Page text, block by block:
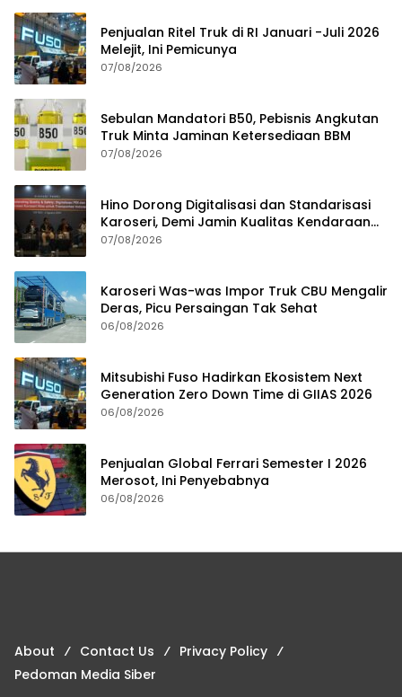
Penjualan Ritel Truk di RI Januari -Juli 2026
Melejit, Ini Pemicunya
07/08/2026
Sebulan Mandatori B50, Pebisnis Angkutan
Truk Minta Jaminan Ketersediaan BBM
07/08/2026
Hino Dorong Digitalisasi dan Standarisasi
Karoseri, Demi Jamin Kualitas Kendaraan
Pelanggan
07/08/2026
Karoseri Was-was Impor Truk CBU Mengalir
Deras, Picu Persaingan Tak Sehat
06/08/2026
Mitsubishi Fuso Hadirkan Ekosistem Next
Generation Zero Down Time di GIIAS 2026
06/08/2026
Penjualan Global Ferrari Semester I 2026
Merosot, Ini Penyebabnya
06/08/2026
About Contact Us
Privacy Policy
Pedoman Media Siber